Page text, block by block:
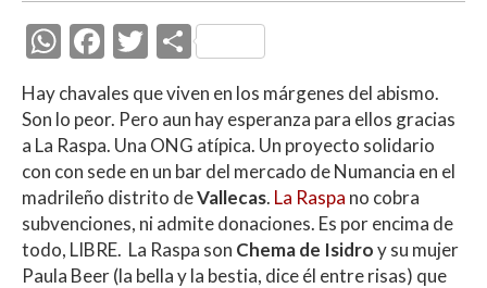
W
h
at
s
A
p
p
F
ac
e
b
o
o
k
T
itt
er
C
m
p
ar
ti
r
Hay chavales que viven en los márgenes del abismo.
Son lo peor. Pero aun hay esperanza para ellos gracias
a La Raspa. Una ONG atípica. Un proyecto solidario
con con sede en un bar del mercado de Numancia en el
madrileño distrito deVallecas. La Raspa no cobra
subvenciones, ni admite donaciones. Es por encima de
todo, LIBRE. La Raspa son Chema de Isidroy su mujer
Paula Beer (la bella y la bestia, dice él entre risas) que